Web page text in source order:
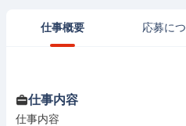
仕事概要 応募に
仕事内容
仕事内容